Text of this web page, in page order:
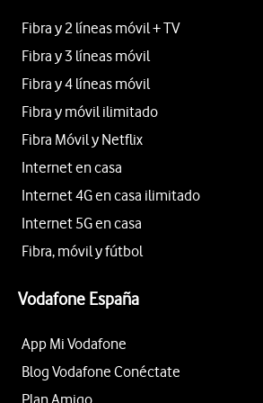
Fibra y 2 líneas móvil + TV
Fibra y 3 líneas móvil
Fibra y 4 líneas móvil
Fibra y móvil ilimitado
Fibra Móvil y Netflix
Internet en casa
Internet 4G en casa ilimitado
Internet 5G en casa
Fibra, móvil y fútbol
Vodafone España
App Mi Vodafone
Blog Vodafone Conéctate
Plan Amigo